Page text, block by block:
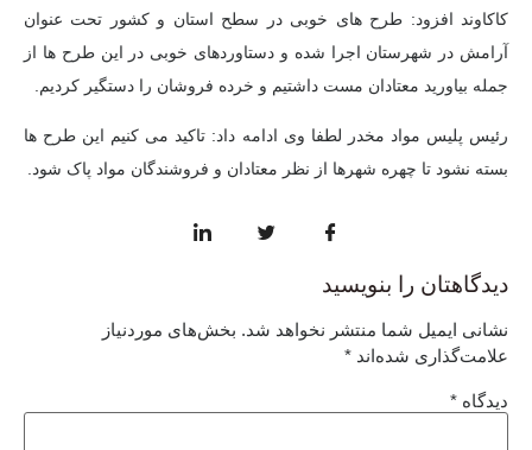
کاکاوند افزود: طرح های خوبی در سطح استان و کشور تحت عنوان
آرامش در شهرستان اجرا شده و دستاوردهای خوبی در این طرح ها از
جمله بیاورید معتادان مست داشتیم و خرده فروشان را دستگیر کردیم.
رئیس پلیس مواد مخدر لطفا وی ادامه داد: تاکید می کنیم این طرح ها
بسته نشود تا چهره شهرها از نظر معتادان و فروشندگان مواد پاک شود.
دیدگاهتان را بنویسید
نشانی ایمیل شما منتشر نخواهد شد. بخش‌های موردنیاز
علامت‌گذاری شده‌اند *
دیدگاه *